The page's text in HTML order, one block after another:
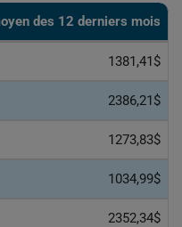
des 12 derniers mois
1381,41$
2386,21$
1273,83$
1034,99$
2352,34$